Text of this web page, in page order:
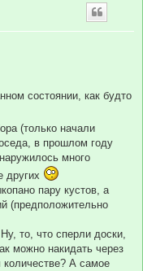
состоянии, как будто
(только начали
в прошлом году
много
других
пару кустов, а
(предположительно
то, что сперли доски,
можно накидать через
количестве? А самое